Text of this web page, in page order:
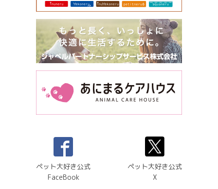
ペット大好き公式
FaceBook
ペット大好き公式
X